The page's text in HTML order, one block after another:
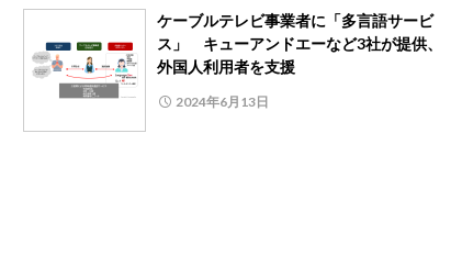
ケーブルテレビ事業者に「多言語サービ
ス」 キューアンドエーなど3社が提供、
外国人利用者を支援
2024年6月13日